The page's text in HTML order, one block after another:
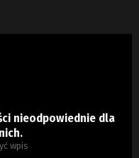
nieodpowiednie dla
wpis